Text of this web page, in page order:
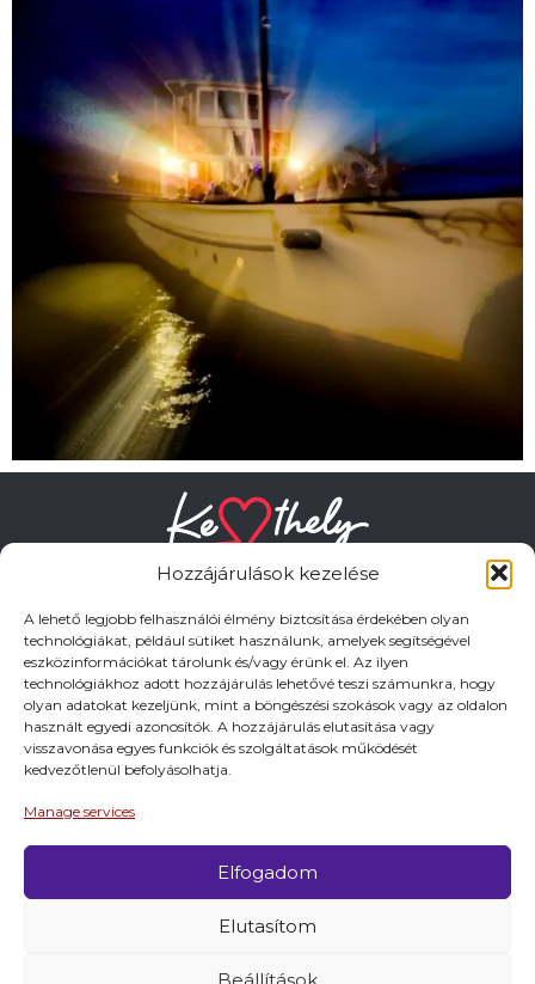
Hozzájárulások kezelése
A lehető legjobb felhasználói élmény biztosítása érdekében olyan
technológiákat, például sütiket használunk, amelyek segítségével
eszközinformációkat tárolunk és/vagy érünk el. Az ilyen
technológiákhoz adott hozzájárulás lehetővé teszi számunkra, hogy
olyan adatokat kezeljünk, mint a böngészési szokások vagy az oldalon
használt egyedi azonosítók. A hozzájárulás elutasítása vagy
visszavonása egyes funkciók és szolgáltatások működését
kedvezőtlenül befolyásolhatja.
Manage services
Elfogadom
Elutasítom
Beállítások
HASZNOS LINKEK
Adatkezelési tájékoztató
Impresszum
© 2026 Minden jog fentartva.
A keszthely.hu KIADÓJA KESZTHELY VÁROS